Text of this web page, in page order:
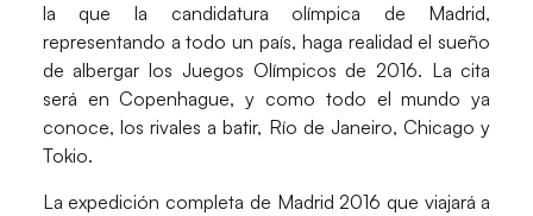
la que la candidatura olímpica de Madrid,
representando a todo un país, haga realidad el sueño
de albergar los Juegos Olímpicos de 2016. La cita
será en Copenhague, y como todo el mundo ya
conoce, los rivales a batir, Río de Janeiro, Chicago y
Tokio.
La expedición completa de Madrid 2016 que viajará a